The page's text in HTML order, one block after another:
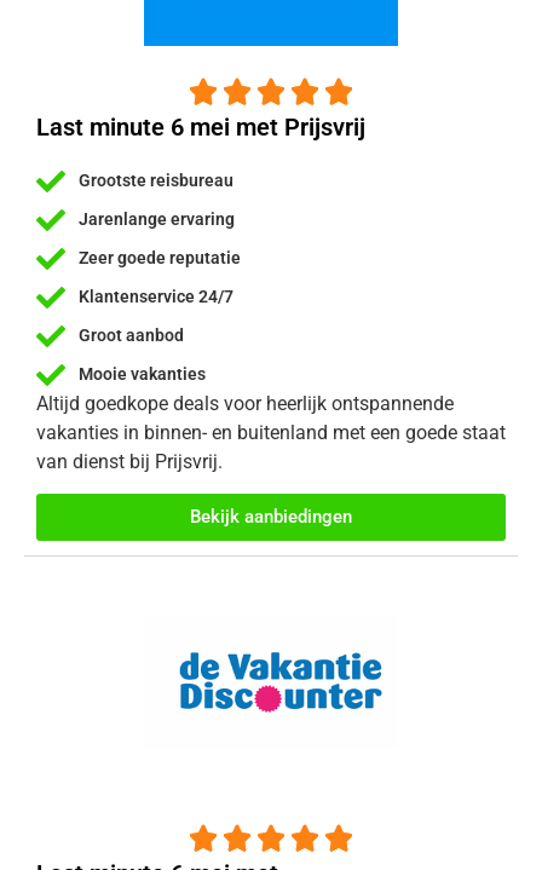
    
Last minute 6 mei met Prijsvrij
Grootste reisbureau
Jarenlange ervaring
Zeer goede reputatie
Klantenservice 24/7
Groot aanbod
Mooie vakanties
Altijd goedkope deals voor heerlijk ontspannende
vakanties in binnen- en buitenland met een goede staat
van dienst bij Prijsvrij.
Bekijk aanbiedingen
    